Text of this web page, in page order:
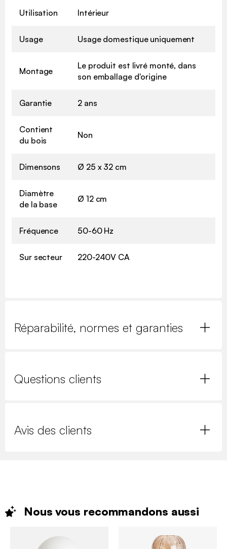
Utilisation Intérieur
Usage Usage domestique uniquement
Montage
Le produit est livré monté, dans
son emballage d'origine
Garantie 2 ans
Contient
du bois
Non
Dimensons Ø 25 x 32 cm
Diamètre
de la base
Ø 12 cm
Fréquence 50-60 Hz
Sur secteur 220-240V CA
Réparabilité, normes et garanties
Questions clients
Avis des clients
Nous vous recommandons aussi